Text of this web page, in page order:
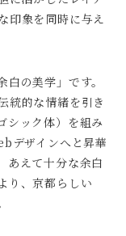
印象を同時に与え
の美学」です。
統的な情緒を引き
シック体）を組み
デザインへと昇華
あえて十分な余白
り、京都らしい